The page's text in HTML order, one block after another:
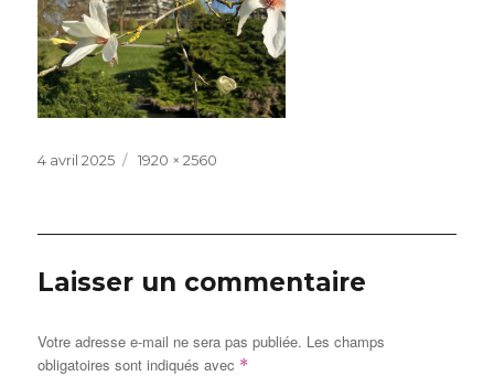
Publié
4 avril 2025
Taille
1920 × 2560
Laisser un commentaire
Votre adresse e-mail ne sera pas publiée. Les champs
obligatoires sont indiqués avec *